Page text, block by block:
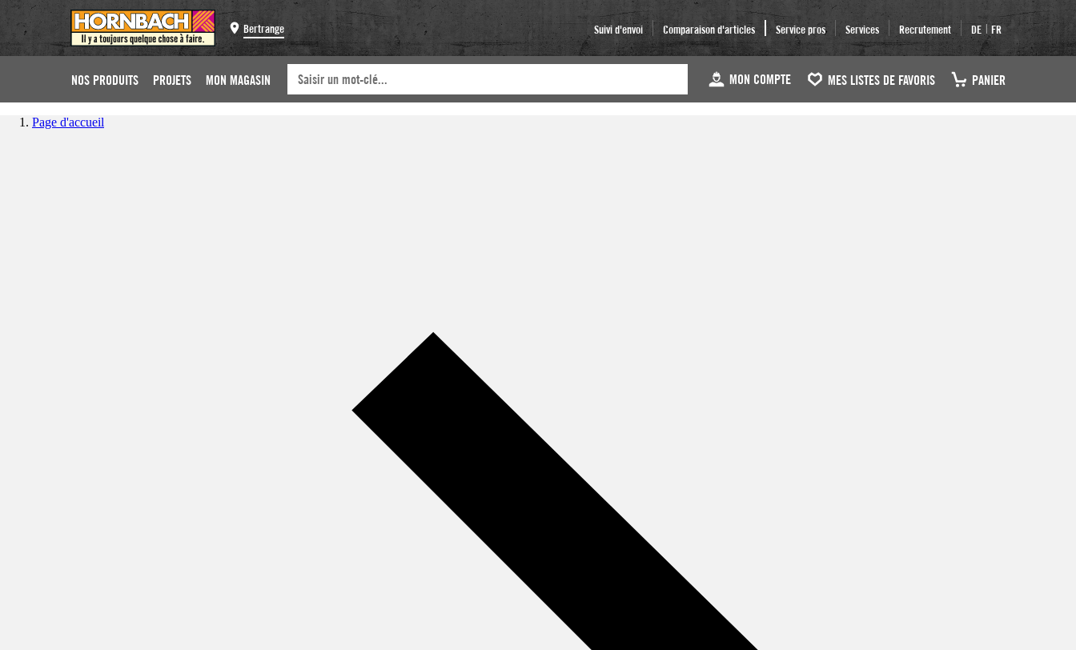
Bertrange Suivi d'envoi Comparaison d'articles Service pros Services Recrutement DE | FR
NOS PRODUITS PROJETS MON MAGASIN MON COMPTE MES LISTES DE FAVORIS PANIER
Page d'accueil